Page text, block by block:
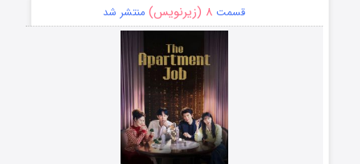
قسمت ۸ (زیرنویس) منتشر شد